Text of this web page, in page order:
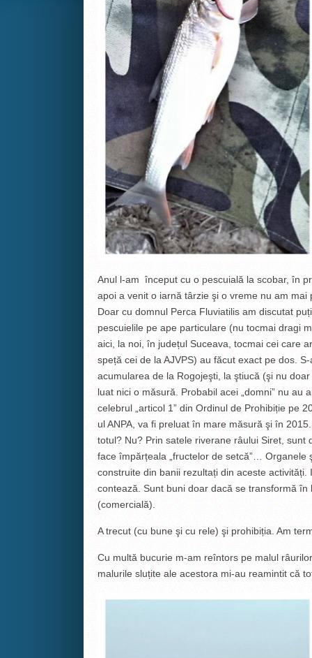
Anul l-am început cu o pescuială la scobar, în
apoi a venit o iarnă târzie şi o vreme nu am
Doar cu domnul Perca Fluviatilis am discutat
pescuielile pe ape particulare (nu tocmai dragi
aici, la noi, în județul Suceava, tocmai cei care
speță cei de la AJVPS) au făcut exact pe dos.
acumularea de la Rogojeşti, la ştiucă (şi nu
luat nici o măsură. Probabil acei „domni” nu
celebrul „articol 1” din Ordinul de Prohibiție pe
ul ANPA, va fi preluat în mare măsură şi în
totul? Nu? Prin satele riverane râului Siret,
face împărțeala „fructelor de setcă”… Organele
construite din banii rezultați din aceste
contează. Sunt buni doar dacă se transformă
(comercială).
A trecut (cu bune şi cu rele) şi prohibiția. Am
Cu multă bucurie m-am reîntors pe malul
malurile sluțite ale acestora mi-au reamintit că